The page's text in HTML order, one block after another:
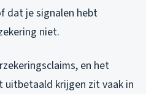
dat je signalen hebt
niet.
en het
uitbetaald krijgen zit vaak in